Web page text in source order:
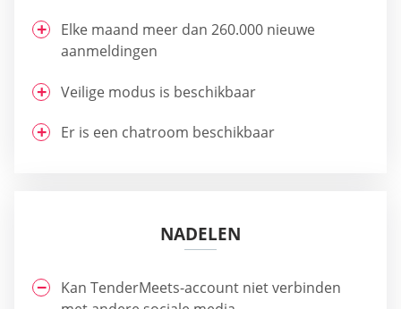
Elke maand meer dan 260.000 nieuwe
aanmeldingen
Veilige modus is beschikbaar
Er is een chatroom beschikbaar
NADELEN
Kan TenderMeets-account niet verbinden